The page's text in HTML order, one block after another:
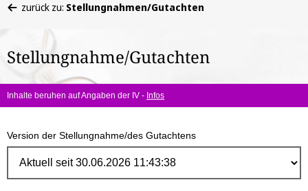
befinden
hier:
zurück zu: Stellungnahmen/Gutachten
Stellungnahme/Gutachten
Inhalte beruhen auf Angaben der IV - Infos
Version der Stellungnahme/des Gutachtens